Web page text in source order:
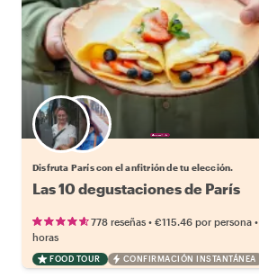
Elige tu local favorito
Disfruta París con el anfitrión de tu elección.
Las 10 degustaciones de París
778 reseñas • €115.46 por persona •
horas
FOOD TOUR CONFIRMACIÓN INSTANTÁNEA